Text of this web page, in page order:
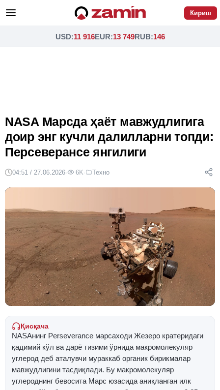
Кириш
USD:11 916EUR:13 749RUB:146
NASA Марсда ҳаёт мавжудлигига
доир энг кучли далилларни топди:
Персеверансе янгилиги
04:51 / 27.06.2026· 6K· Техно
Қисқача
NASAнинг Perseverance марсаходи Жезеро кратеридаги
қадимий кўл ва дарё тизими ўрнида макромолекуляр
углерод деб аталувчи мураккаб органик бирикмалар
мавжудлигини тасдиқлади. Бу макромолекуляр
углероднинг бевосита Марс юзасида аниқланган илк